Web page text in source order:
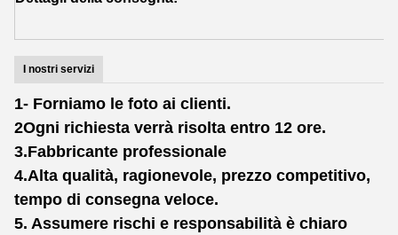
I nostri servizi
1- Forniamo le foto ai clienti.
2Ogni richiesta verrà risolta entro 12 ore.
3.Fabbricante professionale
4.Alta qualità, ragionevole, prezzo competitivo,
tempo di consegna veloce.
5. Assumere rischi e responsabilità è chiaro